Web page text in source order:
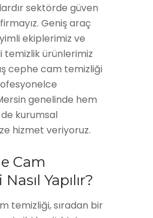
sektörde güven
Geniş araç
ekiplerimiz ve
temizlik ürünlerimiz
cephe cam temizliği
genelinde hem
kurumsal
hizmet veriyoruz.
Cam
Yapılır?
temizliği, sıradan bir